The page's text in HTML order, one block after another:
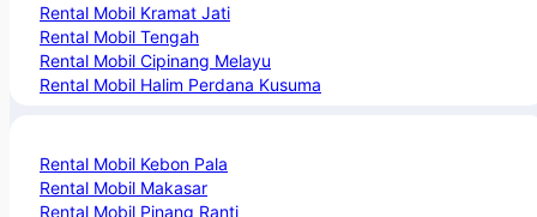
Rental Mobil Kramat Jati
Rental Mobil Tengah
Rental Mobil Cipinang Melayu
Rental Mobil Halim Perdana Kusuma
Rental Mobil Kebon Pala
Rental Mobil Makasar
Rental Mobil Pinang Ranti